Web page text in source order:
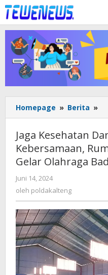
Lewati
ke
konten
Homepage » Berita »
Jaga Kesehatan
Kebersamaan,
Gelar Olahraga
Juni 14, 2024
poldakalteng
oleh poldakalteng